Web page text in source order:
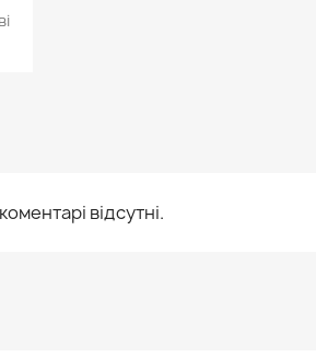
відсутні.